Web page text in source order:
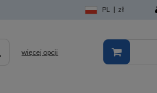
PL | zł
więcej opcji